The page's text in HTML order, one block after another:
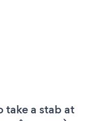
take a stab at